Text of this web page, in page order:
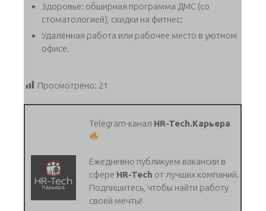
Здоровье: обширная программа ДМС (со
стоматологией), скидки на фитнес;
Удалённая работа или рабочее место в уютном
офисе.
Просмотрено: 21
Telegram-канал HR-Tech.Карьера
Ежедневно публикуем вакансии в
сфере HR-Tech от лучших компаний.
Подпишитесь, чтобы найти работу
своей мечты!